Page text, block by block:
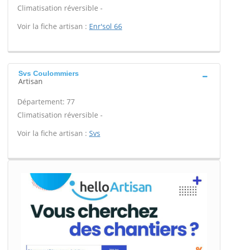
Climatisation réversible -
Voir la fiche artisan : Enr'sol 66
Svs Coulommiers
Artisan
Département: 77
Climatisation réversible -
Voir la fiche artisan : Svs